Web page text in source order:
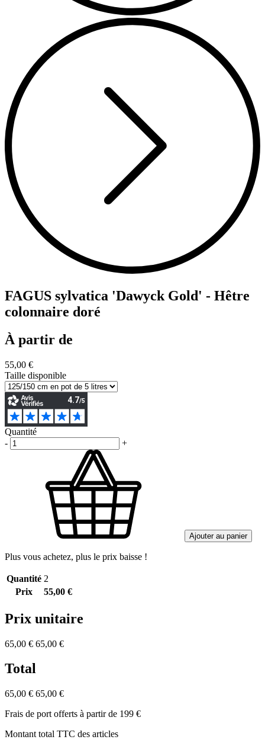
FAGUS sylvatica 'Dawyck Gold' - Hêtre
colonnaire doré
À partir de
55,00 €
Taille disponible
Quantité
-
+
Ajouter au panier
Plus vous achetez, plus le prix baisse !
Quantité 2
Prix
55,00 €
Prix unitaire
65,00 € 65,00 €
Total
65,00 € 65,00 €
Frais de port offerts à partir de 199 €
Montant total TTC des articles